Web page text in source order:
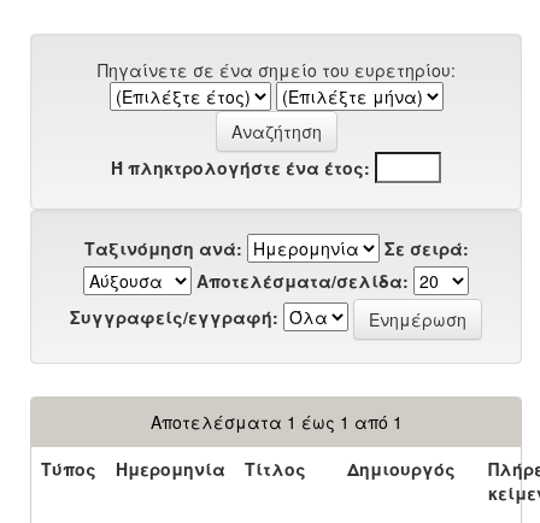
Πηγαίνετε σε ένα σημείο του ευρετηρίου:
Ή πληκτρολογήστε ένα έτος:
Ταξινόμηση ανά:
Σε σειρά:
Αποτελέσματα/σελίδα:
Συγγραφείς/εγγραφή:
Αποτελέσματα 1 έως 1 από 1
Τύπος
Ημερομηνία Τίτλος Δημιουργός